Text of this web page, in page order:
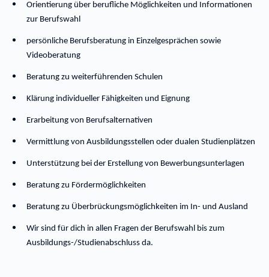
Orientierung über berufliche Möglichkeiten und Informationen
zur Berufswahl
persönliche Berufsberatung in Einzelgesprächen sowie
Videoberatung
Beratung zu weiterführenden Schulen
Klärung individueller Fähigkeiten und Eignung
Erarbeitung von Berufsalternativen
Vermittlung von Ausbildungsstellen oder dualen Studienplätzen
Unterstützung bei der Erstellung von Bewerbungsunterlagen
Beratung zu Fördermöglichkeiten
Beratung zu Überbrückungsmöglichkeiten im In- und Ausland
Wir sind für dich in allen Fragen der Berufswahl bis zum
Ausbildungs-/Studienabschluss da.